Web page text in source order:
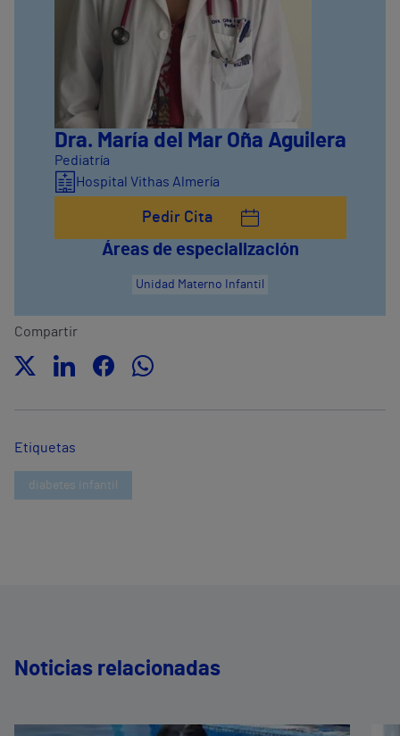
Dra. María del Mar Oña Aguilera
Pediatría
Hospital Vithas Almería
Pedir Cita
Áreas de especialización
Unidad Materno Infantil
Compartir
Etiquetas
diabetes infantil
Noticias relacionadas